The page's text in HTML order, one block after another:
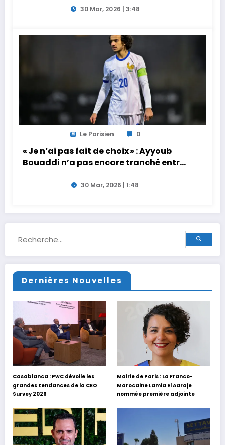
30 Mar, 2026 | 3:48
Le Parisien 0
« Je n’ai pas fait de choix » : Ayyoub
Bouaddi n’a pas encore tranché entre
la France et le Maroc
30 Mar, 2026 | 1:48
Dernières Nouvelles
Casablanca : PwC dévoile les
grandes tendances de la CEO
Survey 2026
Mairie de Paris : La Franco-
Marocaine Lamia El Aaraje
nommée première adjointe